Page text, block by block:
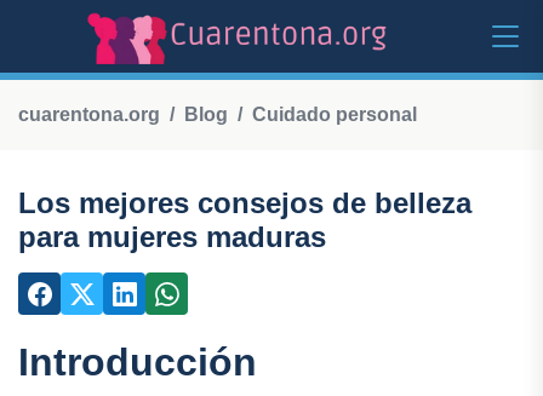
cuarentona.org Blog Cuidado personal
Los mejores consejos de belleza
para mujeres maduras
Introducción